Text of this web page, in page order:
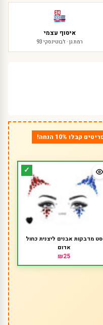
איסוף עצמי
רמת גן · ז'בוטינסקי 93
סט מדבקות אבנים ליצנית כחול
אדום
₪25